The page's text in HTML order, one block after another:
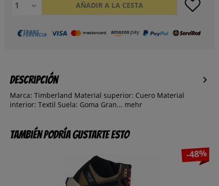
AÑADIR A LA CESTA
Descripción
Marca: Timberland Material superior: Cuero Material
interior: Textil Suela: Goma Gran... mehr
También podría gustarte esto
-48%